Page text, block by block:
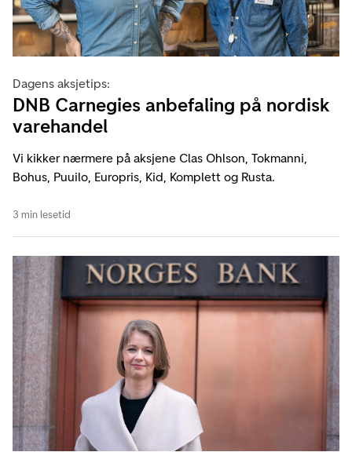
Dagens aksjetips:
DNB Carnegies anbefaling på nordisk
varehandel
Vi kikker nærmere på aksjene Clas Ohlson, Tokmanni,
Bohus, Puuilo, Europris, Kid, Komplett og Rusta.
3 min lesetid